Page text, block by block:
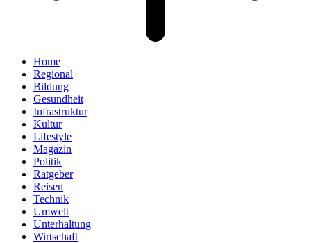
Home
Regional
Bildung
Gesundheit
Infrastruktur
Kultur
Lifestyle
Magazin
Politik
Ratgeber
Reisen
Technik
Umwelt
Unterhaltung
Wirtschaft